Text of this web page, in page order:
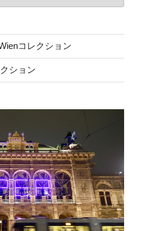
コレクション
ション